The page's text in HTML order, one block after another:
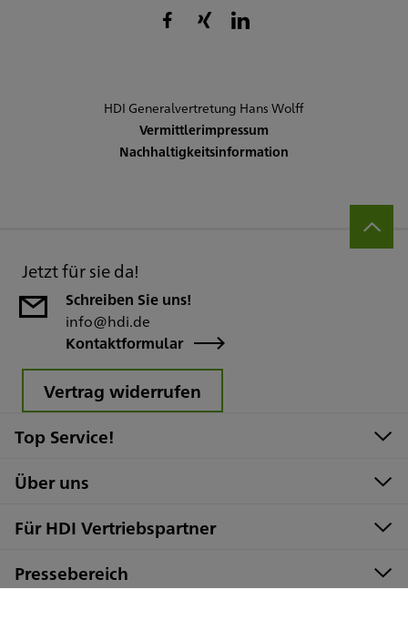
HDI Generalvertretung Hans Wolff
Vermittlerimpressum
Nachhaltigkeitsinformation
Jetzt für sie da!
Schreiben Sie uns!
info@hdi.de
Kontaktformular
Vertrag widerrufen
Top Service!
Über uns
Für HDI Vertriebspartner
Pressebereich